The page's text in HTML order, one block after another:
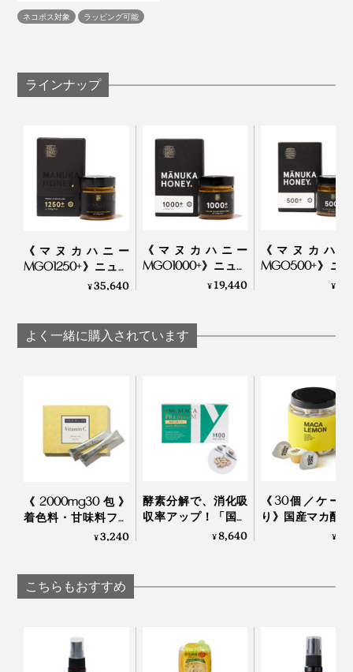
UMF値が10+以上、またはMGO値が263以上のマヌカハ
を満たしているのは、マヌカハニー全体の約15%。
そして、『トゥルーハニー』で作られているのは、UMF
値が11+以上、MGO値が300+以上のみ。
特に、MGO「1250+」はプレミアム中のプレミアム。高
い保護力が期待でき、このグレードを生産できる養蜂家
すべての商品にUMFHA（UMF™ハニー協会）発行の証
明書がついているので、品質には信頼がおけます。
その信頼関係を支えるのが、マオリ族をルーツに持つジ
いつどこで何が行われているかがリアルタイムで分か
る、独自の「トゥルービュー」というシステムで、すべ
マヌカの森・ミツバチ・養蜂家の連携によって、ようや
く集められた「マヌカハニー」ですが、これで完成では
不純物をろ過し、数種類の温度で約１年かけてゆっくり
を経てグレードごとにラベリングされます。
何を選べば良いか分からないという方も多いと思います
今回いろいろと調べるうちに、価格の差がクオリティー
まず、「マヌカハニー」が、強力な抗菌効果をもたらす
物質「MGO(メチルグリオキサール）」を豊富に含む唯
一の食品であること。
を使いたくない人にはうってつけ！
日本の法律では表記できませんが、健康効果が実証され
※株式会社シクロケムバイオ
第41回 マヌカハニーの効果③＜抗酸化活性＞
ネコポス対象 ラッピング可能
ラインナップ
《マヌカハニー
MGO1250+》ニュー
ジーランド政府認
ハニー（保証書付）
｜トゥルーハニー
¥35,640
《マヌカハニー
MGO1000+》ニュー
ジーランド政府認
カハニー（保証書
付）｜トゥルーハニ
¥19,440
《マヌカハ
MGO500+》ニ
ジーランド政
¥
よく一緒に購入されています
《2000mg30包》
着色料・甘味料フリ
ー、高純度VitaminC
¥3,240
酵素分解で、消化吸
収率アップ！「国産
マカのサプリメン
¥8,640
《30個／ケー
り》国産マカ配
はハイボール、
¥
こちらもおすすめ